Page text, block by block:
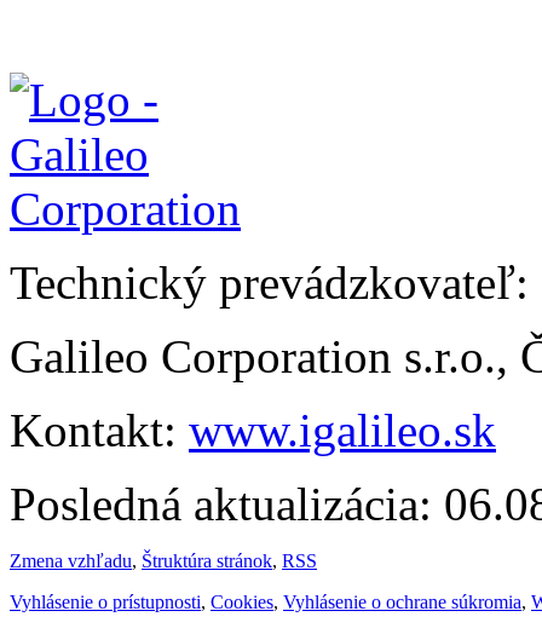
Technický prevádzkovateľ:
Galileo Corporation s.r.o.,
Kontakt: www.igalileo.sk
Posledná aktualizácia:
Zmena vzhľadu, Štruktúra stránok, RSS
Vyhlásenie o prístupnosti, Cookies, Vyhlásenie o ochrane súkromia,